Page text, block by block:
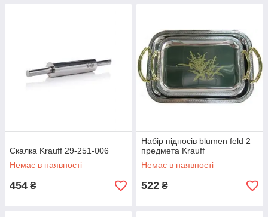
Скалка Krauff 29-251-006
Немає в наявності
454 ₴
Набір підносів blumen feld 2
предмета Krauff
Немає в наявності
522 ₴